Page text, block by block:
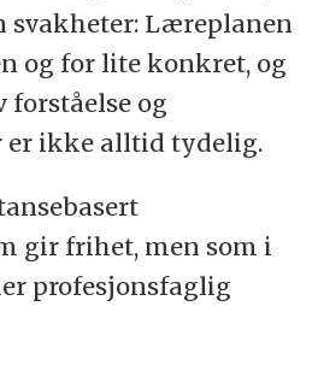
svakheter: Læreplanen
og for lite konkret, og
forståelse og
er ikke alltid tydelig.
gir frihet, men som i
profesjonsfaglig